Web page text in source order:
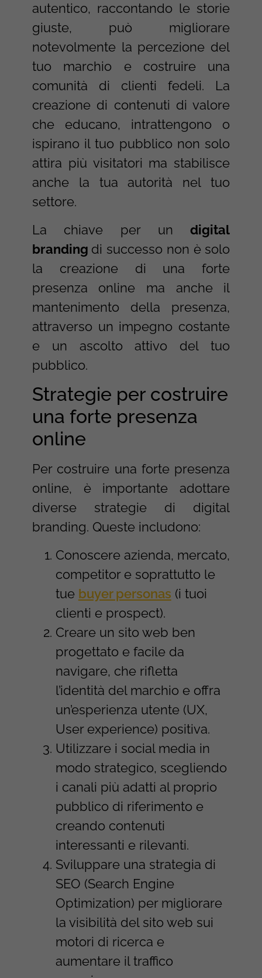
autentico, raccontando le storie
giuste, può migliorare
notevolmente la percezione del
tuo marchio e costruire una
comunità di clienti fedeli. La
creazione di contenuti di valore
che educano, intrattengono o
ispirano il tuo pubblico non solo
attira più visitatori ma stabilisce
anche la tua autorità nel tuo
settore.
La chiave per undigital
branding di successo non è solo
la creazione di una forte
presenza online ma anche il
mantenimento della presenza,
attraverso un impegno costante
e un ascolto attivo del tuo
pubblico.
Strategie per costruire
una forte presenza
online
Per costruire una forte presenza
online, è importante adottare
diverse strategie di digital
branding. Queste includono:
Conoscere azienda, mercato,
competitor e soprattutto le
tue buyer personas (i tuoi
clienti e prospect).
Creare un sito web ben
progettato e facile da
navigare, che rifletta
l’identità del marchio e offra
un’esperienza utente (UX,
User experience) positiva.
Utilizzare i social media in
modo strategico, scegliendo
i canali più adatti al proprio
pubblico di riferimento e
creando contenuti
interessanti e rilevanti.
Sviluppare una strategia di
SEO (Search Engine
Optimization) per migliorare
la visibilità del sito web sui
motori di ricerca e
aumentare il traffico